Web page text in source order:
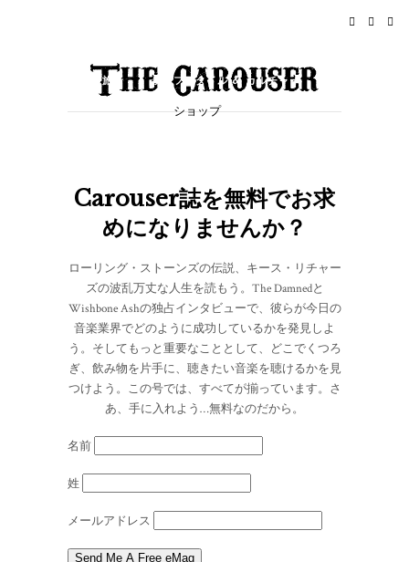
旅行 ライフスタイル & カルチャー
ショップ
Carouser誌を無料でお求
めになりませんか？
ローリング・ストーンズの伝説、キース・リチャー
ズの波乱万丈な人生を読もう。The Damnedと
Wishbone Ashの独占インタビューで、彼らが今日の
音楽業界でどのように成功しているかを発見しよ
う。そしてもっと重要なこととして、どこでくつろ
ぎ、飲み物を片手に、聴きたい音楽を聴けるかを見
つけよう。この号では、すべてが揃っています。さ
あ、手に入れよう…無料なのだから。
名前
姓
メールアドレス